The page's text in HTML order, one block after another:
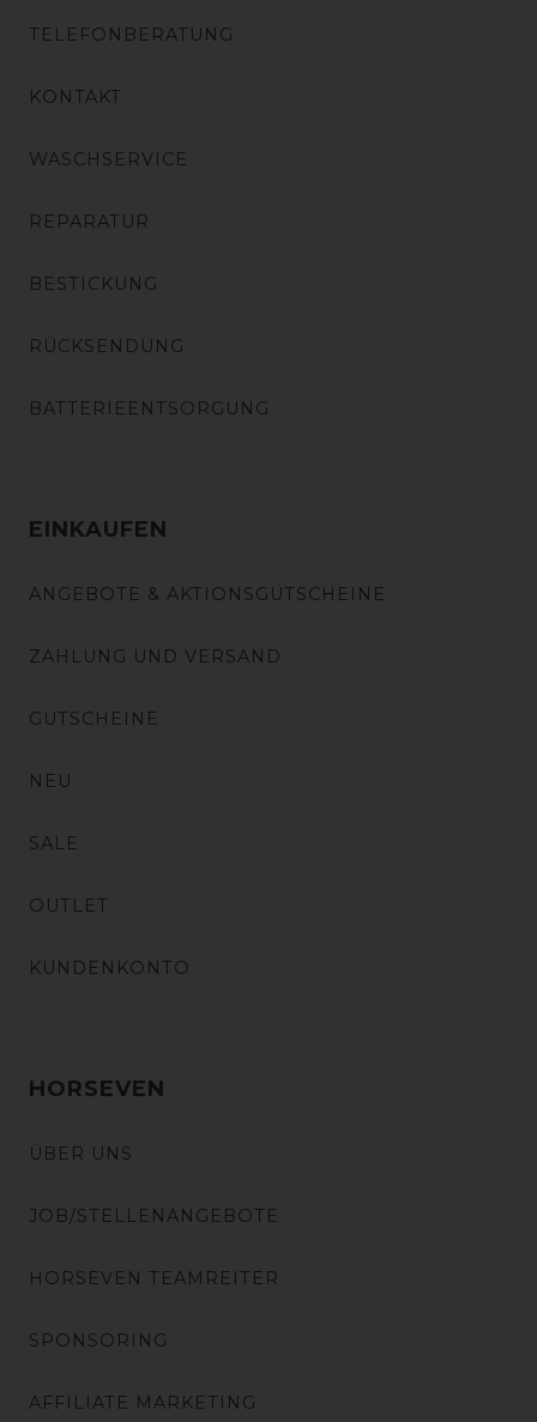
TELEFONBERATUNG
KONTAKT
WASCHSERVICE
REPARATUR
BESTICKUNG
RÜCKSENDUNG
BATTERIEENTSORGUNG
EINKAUFEN
ANGEBOTE & AKTIONSGUTSCHEINE
ZAHLUNG UND VERSAND
GUTSCHEINE
NEU
SALE
OUTLET
KUNDENKONTO
HORSEVEN
ÜBER UNS
JOB/STELLENANGEBOTE
HORSEVEN TEAMREITER
SPONSORING
AFFILIATE MARKETING